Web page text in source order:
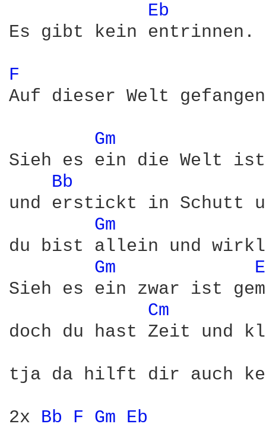
Eb
Es gibt kein entrinnen.
F
Auf dieser Welt gefangen
Gm
Sieh es ein die Welt
Bb
und erstickt in Schutt
Gm
du bist allein und
Gm
Sieh es ein zwar ist
Cm
doch du hast Zeit und
tja da hilft dir auch
2x Bb F Gm Eb